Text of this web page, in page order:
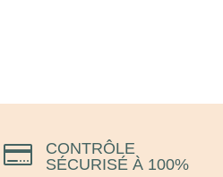

CONTRÔLE
SÉCURISÉ À 100%